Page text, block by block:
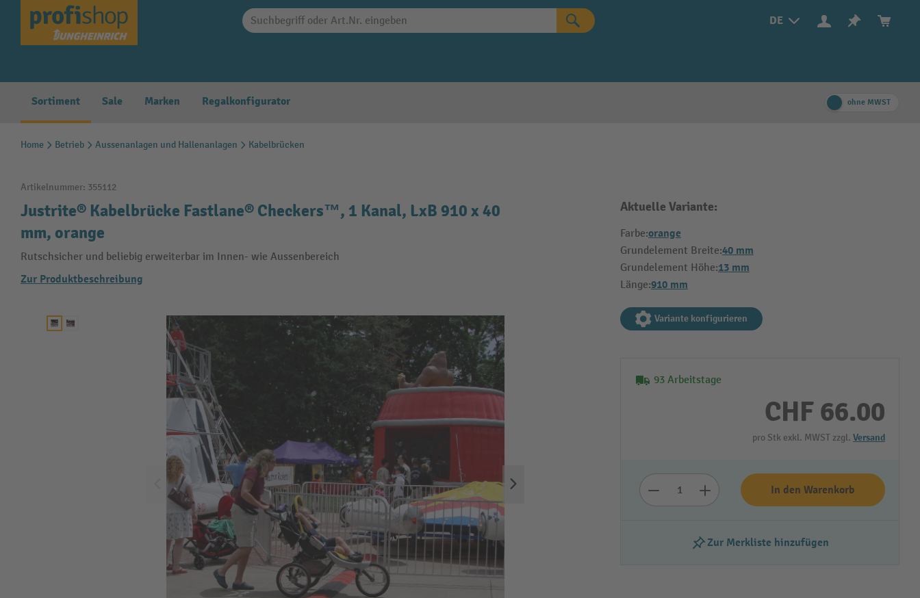
Zur Hauptnavigation springen DE
Sortiment Sale Marken Regalkonfigurator ohne MWST
Home Betrieb Aussenanlagen und Hallenanlagen Kabelbrücken
Artikelnummer: 355112
Justrite® Kabelbrücke Fastlane® Checkers™, 1 Kanal, LxB 910 x 40
mm, orange
Rutschsicher und beliebig erweiterbar im Innen- wie Aussenbereich
Zur Produktbeschreibung
Aktuelle Variante:
Farbe:orange
Grundelement Breite:40 mm
Grundelement Höhe:13 mm
Länge:910 mm
Variante konfigurieren
93 Arbeitstage
CHF 66.00
pro Stk exkl. MWST zzgl. Versand
In den Warenkorb
Zur Merkliste hinzufügen